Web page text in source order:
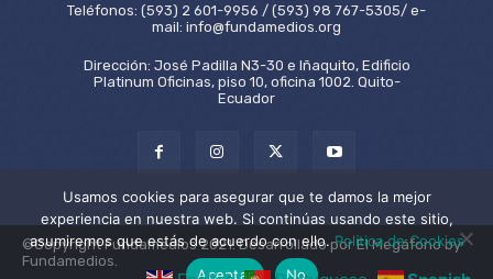
Teléfonos: (593) 2 601-9956 / (593) 98 767-5305/ e-
mail: info@fundamedios.org
Dirección: José Padilla N3-30 e Iñaquito, Edificio
Platinum Oficinas, piso 10, oficina 1002. Quito-
Ecuador
©Copyright Fundamedios 2021. Desarrollado por El Megáfono by
Fundamedios.
Usamos cookies para asegurar que te damos la mejor
experiencia en nuestra web. Si continúas usando este sitio,
asumiremos que estás de acuerdo con ello.Política de Cookies
Aceptar
No